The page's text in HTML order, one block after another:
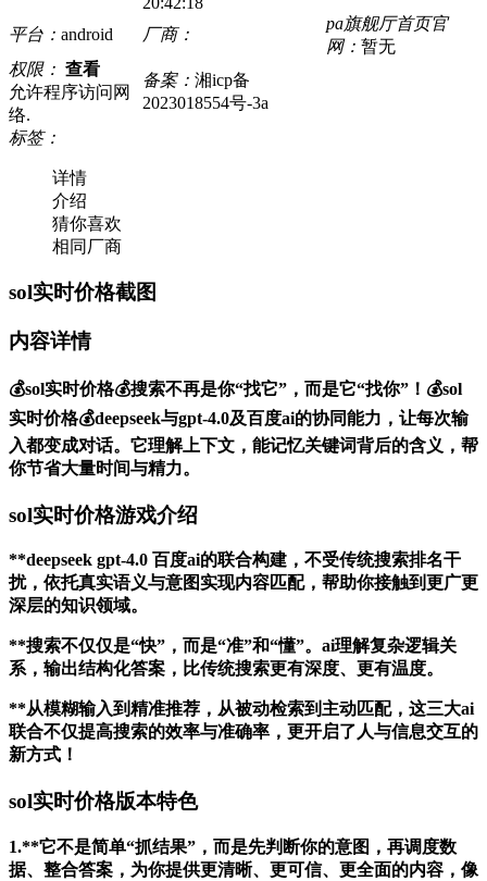
平台： android 厂商：
pa旗舰厅首页官
网： 暂无
权限： 查看
允许程序访问网
络.
备案： 湘icp备
2023018554号-3a
标签：
详情
介绍
猜你喜欢
相同厂商
sol实时价格截图
内容详情
💰sol实时价格💰搜索不再是你“找它”，而是它“找你”！💰sol
实时价格💰deepseek与gpt-4.0及百度ai的协同能力，让每次输
入都变成对话。它理解上下文，能记忆关键词背后的含义，帮
你节省大量时间与精力。
sol实时价格游戏介绍
**deepseek gpt-4.0 百度ai的联合构建，不受传统搜索排名干
扰，依托真实语义与意图实现内容匹配，帮助你接触到更广更
深层的知识领域。
**搜索不仅仅是“快”，而是“准”和“懂”。ai理解复杂逻辑关
系，输出结构化答案，比传统搜索更有深度、更有温度。
**从模糊输入到精准推荐，从被动检索到主动匹配，这三大ai
联合不仅提高搜索的效率与准确率，更开启了人与信息交互的
新方式！
sol实时价格版本特色
1.**它不是简单“抓结果”，而是先判断你的意图，再调度数
据、整合答案，为你提供更清晰、更可信、更全面的内容，像